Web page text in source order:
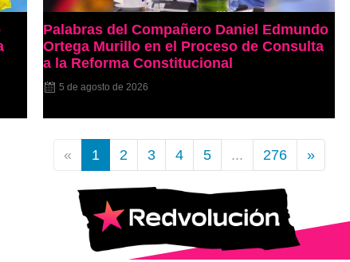
Palabras del Compañero Daniel Edmundo
Ortega Murillo en el Proceso de Consulta
a la Reforma Constitucional
5 de agosto de 2026
« 1 2 3 4 5 ... 276 »